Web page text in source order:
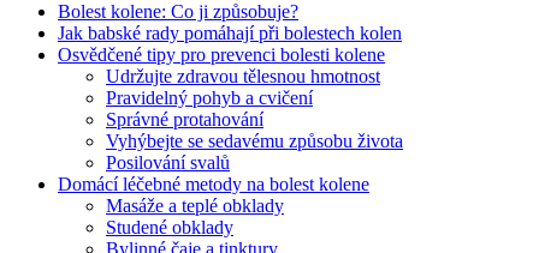
Bolest kolene: Co ji způsobuje?
Jak babské rady pomáhají při bolestech kolen
Osvědčené tipy pro prevenci bolesti kolene
Udržujte zdravou tělesnou hmotnost
Pravidelný pohyb a cvičení
Správné protahování
Vyhýbejte se sedavému způsobu života
Posilování svalů
Domácí léčebné metody na bolest kolene
Masáže a teplé obklady
Studené obklady